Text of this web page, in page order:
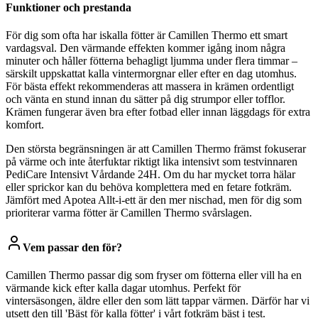
Funktioner och prestanda
För dig som ofta har iskalla fötter är Camillen Thermo ett smart
vardagsval. Den värmande effekten kommer igång inom några
minuter och håller fötterna behagligt ljumma under flera timmar –
särskilt uppskattat kalla vintermorgnar eller efter en dag utomhus.
För bästa effekt rekommenderas att massera in krämen ordentligt
och vänta en stund innan du sätter på dig strumpor eller tofflor.
Krämen fungerar även bra efter fotbad eller innan läggdags för extra
komfort.
Den största begränsningen är att Camillen Thermo främst fokuserar
på värme och inte återfuktar riktigt lika intensivt som testvinnaren
PediCare Intensivt Vårdande 24H. Om du har mycket torra hälar
eller sprickor kan du behöva komplettera med en fetare fotkräm.
Jämfört med Apotea Allt-i-ett är den mer nischad, men för dig som
prioriterar varma fötter är Camillen Thermo svårslagen.
Vem passar den för?
Camillen Thermo passar dig som fryser om fötterna eller vill ha en
värmande kick efter kalla dagar utomhus. Perfekt för
vintersäsongen, äldre eller den som lätt tappar värmen. Därför har vi
utsett den till 'Bäst för kalla fötter' i vårt fotkräm bäst i test.